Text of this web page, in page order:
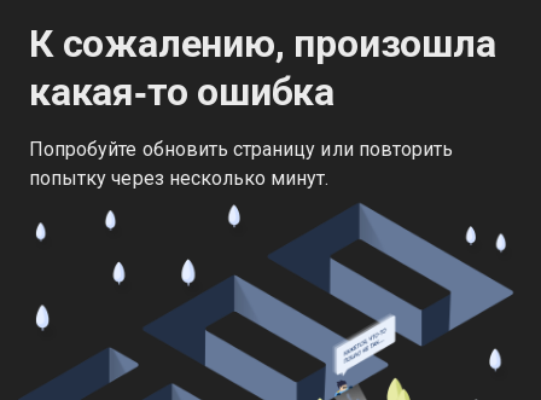
К сожалению, произошла
какая‑то ошибка
Попробуйте обновить страницу или повторить
попытку через несколько минут.